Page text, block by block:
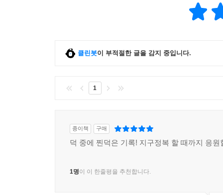
클린봇이 부적절한 글을 감지 중입니다.
1
종이책 구매
덕 중에 찐덕은 기록! 지구정복 할 때까지 응원
1명이 이 한줄평을 추천합니다.